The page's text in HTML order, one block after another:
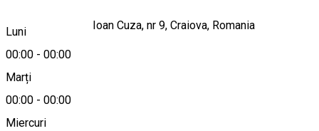
Luni
00:00 - 00:00
Marți
00:00 - 00:00
Miercuri
Strada Alexandru Ioan Cuza, nr 9, Craiova, Romania
Hartă